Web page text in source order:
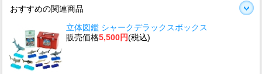
おすすめの関連商品
立体図鑑 シャークデラックスボックス
販売価格5,500円(税込)